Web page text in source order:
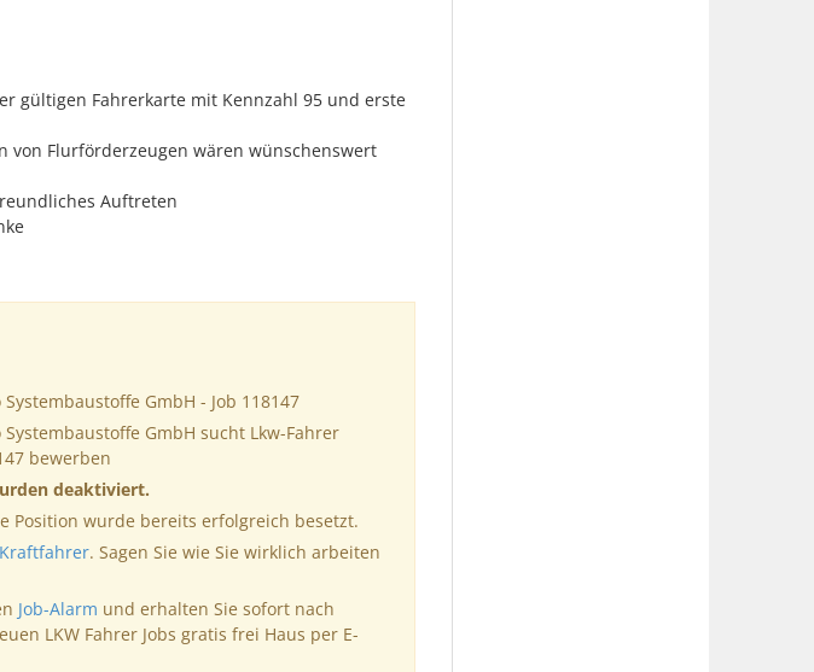
gültigen Fahrerkarte mit Kennzahl 95 und erste
von Flurförderzeugen wären wünschenswert
Auftreten
GmbH - Job 118147
GmbH sucht Lkw-Fahrer
bewerben
deaktiviert.
Position wurde bereits erfolgreich besetzt.
. Sagen Sie wie Sie wirklich arbeiten
Job-Alarm und erhalten Sie sofort nach
LKW Fahrer Jobs gratis frei Haus per E-